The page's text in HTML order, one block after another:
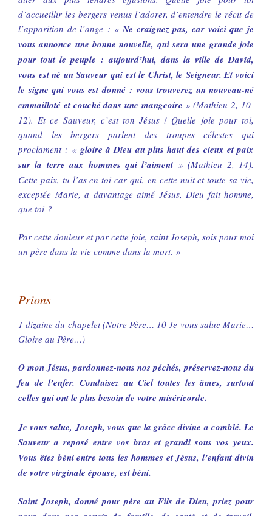
d’accueillir les bergers venus l’adorer, d’entendre le récit de
l’apparition de l’ange : «Ne craignez pas, car voici que je
vous annonce une bonne nouvelle, qui sera une grande joie
pour tout le peuple : aujourd’hui, dans la ville de David,
vous est né un Sauveur qui est le Christ, le Seigneur. Et voici
le signe qui vous est donné : vous trouverez un nouveau-né
emmailloté et couché dans une mangeoire » (Mathieu 2, 10-
12). Et ce Sauveur, c’est ton Jésus ! Quelle joie pour toi,
quand les bergers parlent des troupes célestes qui
proclament : « gloire à Dieu au plus haut des cieux et paix
sur la terre aux hommes qui l’aiment» (Mathieu 2, 14).
Cette paix, tu l’as en toi car qui, en cette nuit et toute sa vie,
exceptée Marie, a davantage aimé Jésus, Dieu fait homme,
que toi ?
Par cette douleur et par cette joie, saint Joseph, sois pour moi
un père dans la vie comme dans la mort. »
Prions
1 dizaine du chapelet (Notre Père… 10 Je vous salue Marie…
Gloire au Père…)
O mon Jésus, pardonnez-nous nos péchés, préservez-nous du
feu de l’enfer. Conduisez au Ciel toutes les âmes, surtout
celles qui ont le plus besoin de votre miséricorde.
Je vous salue, Joseph, vous que la grâce divine a comblé. Le
Sauveur a reposé entre vos bras et grandi sous vos yeux.
Vous êtes béni entre tous les hommes et Jésus, l’enfant divin
de votre virginale épouse, est béni.
Saint Joseph, donné pour père au Fils de Dieu, priez pour